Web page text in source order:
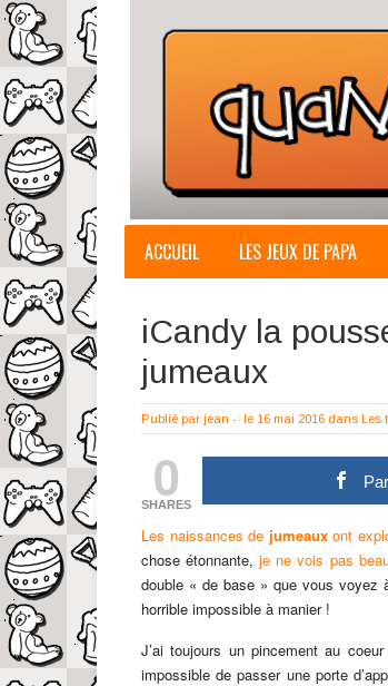
ACCUEIL LES JEUX DE PAPA
iCandy la
jumeaux
Publié par jean - le 16 mai 2016 dans Les
0
SHARES
Les naissances de jumeauxont
chose étonnante,je ne vois pas
double « de base » que vous voyez
horrible impossible à manier !
J’ai toujours un pincement au
impossible de passer une porte